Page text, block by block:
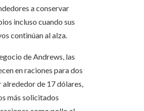
a conservar
incluso cuando sus
continúan al alza.
de Andrews, las
en raciones para dos
alrededor de 17 dólares,
más solicitados